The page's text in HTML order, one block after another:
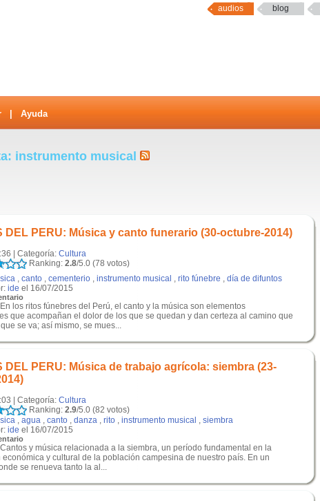
audios blog
Ayuda
instrumento musical
DEL PERU: Música y canto funerario (30-octubre-2014)
| Categoría: Cultura
Ranking: 2.8/5.0 (78 votos)
, canto , cementerio , instrumento musical , rito fúnebre , día de difuntos
ide el 16/07/2015
los ritos fúnebres del Perú, el canto y la música son elementos
que acompañan el dolor de los que se quedan y dan certeza al camino que
se va; así mismo, se mues...
DEL PERU: Música de trabajo agrícola: siembra (23-
| Categoría: Cultura
Ranking: 2.9/5.0 (82 votos)
, agua , canto , danza , rito , instrumento musical , siembra
ide el 16/07/2015
y música relacionada a la siembra, un período fundamental en la
y cultural de la población campesina de nuestro país. En un
se renueva tanto la al...